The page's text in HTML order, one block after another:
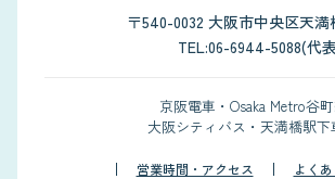
〒540-0032 大阪市中央区天満
TEL:06-6944-5088(代
京阪電車・Osaka Metro谷町
大阪シティバス・天満橋駅下
営業時間・アクセス
よく